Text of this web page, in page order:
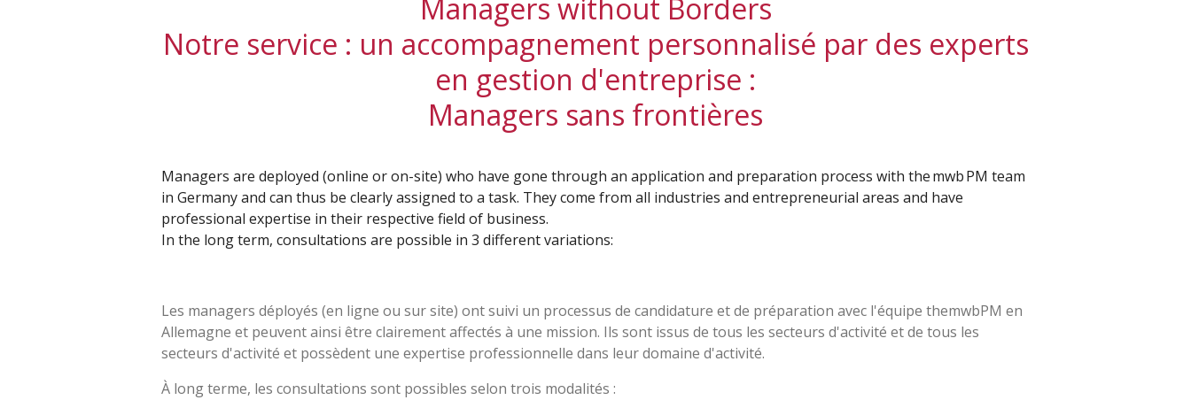
Managers without Borders
Notre service : un accompagnement personnalisé par des experts
en gestion d'entreprise :
Managers sans frontières
Managers are deployed (online or on-site) who have gone through an application and preparation process with the mwb PM team
in Germany and can thus be clearly assigned to a task. They come from all industries and entrepreneurial areas and have
professional expertise in their respective field of business.
In the long term, consultations are possible in 3 different variations:
Les managers déployés (en ligne ou sur site) ont suivi un processus de candidature et de préparation avec l'équipe themwbPM en
Allemagne et peuvent ainsi être clairement affectés à une mission. Ils sont issus de tous les secteurs d'activité et de tous les
secteurs d'activité et possèdent une expertise professionnelle dans leur domaine d'activité.
À long terme, les consultations sont possibles selon trois modalités :